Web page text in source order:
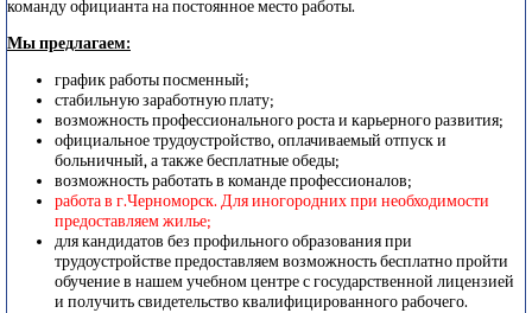
команду официанта на постоянное место работы.
Мы предлагаем:
график работы посменный;
стабильную заработную плату;
возможность профессионального роста и карьерного развития;
официальное трудоустройство, оплачиваемый отпуск и
больничный, а также бесплатные обеды;
возможность работать в команде профессионалов;
работа в г.Черноморск. Для иногородних при необходимости
предоставляем жилье;
для кандидатов без профильного образования при
трудоустройстве предоставляем возможность бесплатно пройти
обучение в нашем учебном центре с государственной лицензией
и получить свидетельство квалифицированного рабочего.